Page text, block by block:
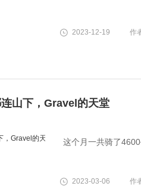
2023-12-19 作
山下，Gravel的天堂
这个月一共骑了
2023-03-06 作